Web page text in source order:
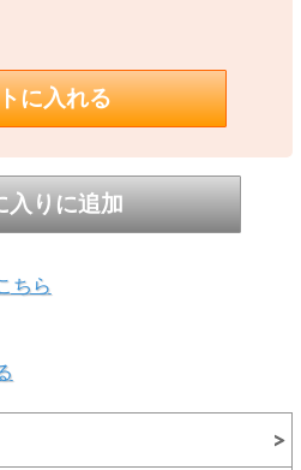
ニター等の環境により実際の色味と
と共有をしております。
も、実際は売り違いにより欠品が発
セルさせていただく場合がございま
惑をおかけしますが、予めご了承の
ちら